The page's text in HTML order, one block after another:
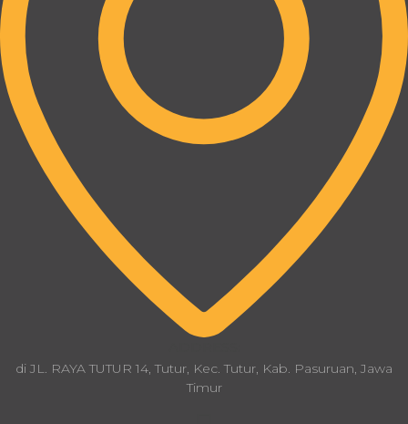
di JL. RAYA TUTUR 14, Tutur, Kec. Tutur, Kab. Pasuruan, Jawa
Timur